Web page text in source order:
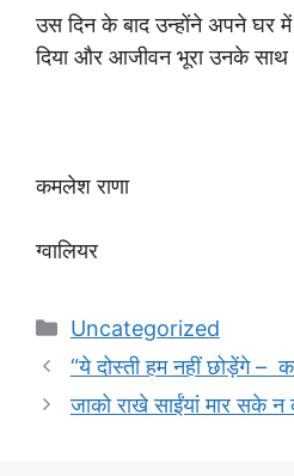
उस दिन के बाद उन्होंने अपने घर
दिया और आजीवन भूरा उनके साथ
कमलेश राणा
ग्वालियर
Categories
Uncategorized
“ये दोस्ती हम नहीं छोड़ेंगे –
जाको राखे साईंयां मार सके